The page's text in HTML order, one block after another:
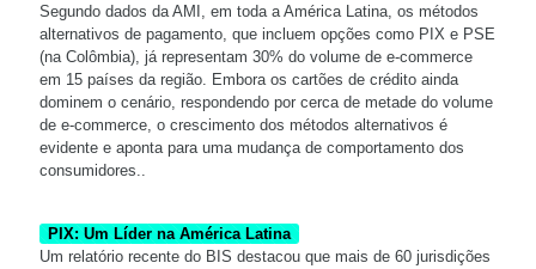
Segundo dados da AMI, em toda a América Latina, os métodos
alternativos de pagamento, que incluem opções como PIX e PSE
(na Colômbia), já representam 30% do volume de e-commerce
em 15 países da região. Embora os cartões de crédito ainda
dominem o cenário, respondendo por cerca de metade do volume
de e-commerce, o crescimento dos métodos alternativos é
evidente e aponta para uma mudança de comportamento dos
consumidores..
PIX: Um Líder na América Latina
Um relatório recente do BIS destacou que mais de 60 jurisdições